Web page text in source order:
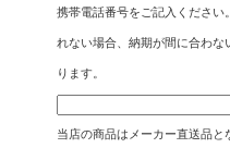
携帯電話番号をご記入ください
れない場合、納期が間に合わな
ります。
当店の商品はメーカー直送品と